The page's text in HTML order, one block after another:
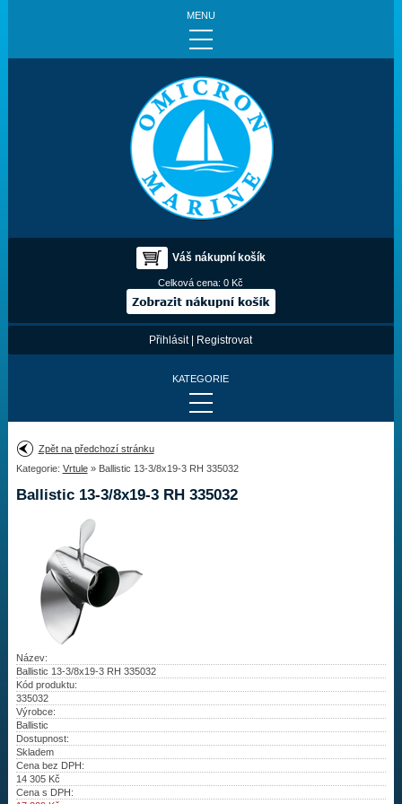
MENU
Váš nákupní košík
Celková cena:0 Kč
Přihlásit| Registrovat
KATEGORIE
Provedení:
Výrobce:
Drážky na hřídeli:
Najít vrtuli
Vrtule
Kontakty
Aktuality
Zpět na předchozí stránku
Kategorie: Vrtule» Ballistic 13-3/8x19-3 RH 335032
Ballistic 13-3/8x19-3 RH 335032
Název:
Ballistic 13-3/8x19-3 RH 335032
Kód produktu:
335032
Výrobce:
Ballistic
Dostupnost:
Skladem
Cena bez DPH:
14 305Kč
Cena s DPH: